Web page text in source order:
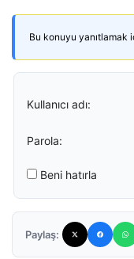
Bu konuyu yanıtlamak
Kullanıcı adı:
Parola:
Beni hatırla
Paylaş: